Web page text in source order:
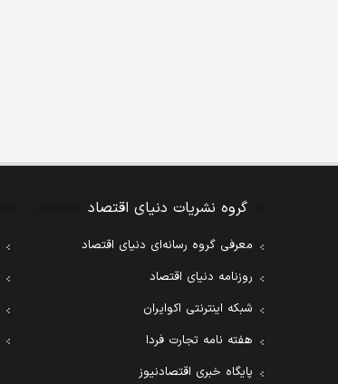
گروه نشریات دنیای اقتصاد
معرفی گروه رسانه‌ای دنیای اقتصاد
روزنامه دنیای اقتصاد
شبکه اینترنتی اکوایران
هفته نامه تجارت فردا
پایگاه خبری اقتصادنیوز